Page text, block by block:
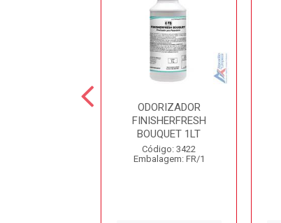
ODORIZADOR
FINISHERFRESH
BOUQUET 1LT
Código: 3422
Embalagem: FR/1